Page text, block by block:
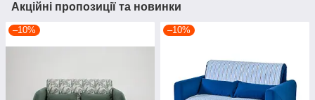
Акційні пропозиції та новинки
–10% –10%